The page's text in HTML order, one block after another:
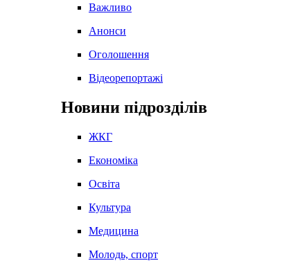
Важливо
Анонси
Оголошення
Відеорепортажі
Новини підрозділів
ЖКГ
Економіка
Освіта
Культура
Медицина
Молодь, спорт